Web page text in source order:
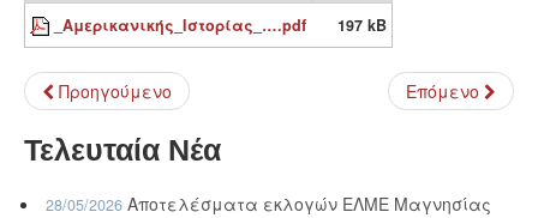
_Αμερικανικής_Ιστορίας_….pdf
197 kB
Προηγούμενο Επόμενο
Τελευταία Νέα
28/05/2026 Αποτελέσματα εκλογών ΕΛΜΕ Μαγνησίας